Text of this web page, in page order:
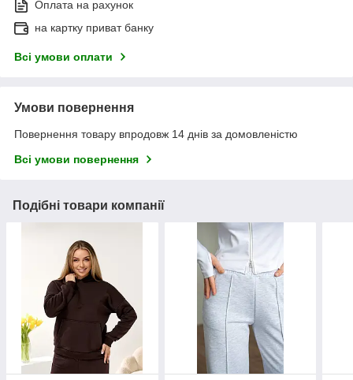
Оплата на рахунок
на картку приват банку
Всі умови оплати
Умови повернення
Повернення товару впродовж 14 днів за домовленістю
Всі умови повернення
Подібні товари компанії